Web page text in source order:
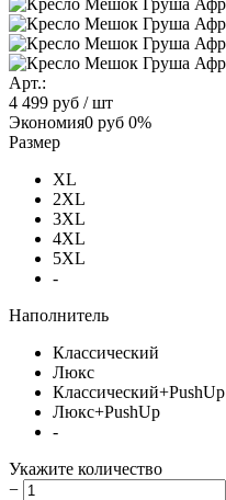
Арт.:
4 499 руб / шт
Экономия0 руб 0%
Размер
XL
2XL
3XL
4XL
5XL
-
Наполнитель
Классический
Люкс
Классический+PushUp
Люкс+PushUp
-
Укажите количество
−